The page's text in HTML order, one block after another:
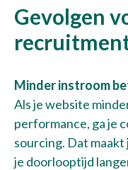
Gevolgen
Minder instroom
Als je website
performance, ga je
sourcing. Dat
je doorlooptijd